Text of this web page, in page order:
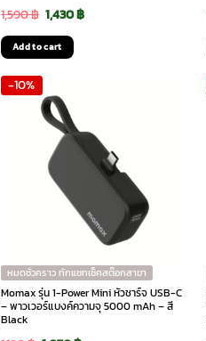
1,590฿ Original
price
was:
1,430฿Current
Add to cart
-10%
หมดชั่วคราว ทักแชทเช็คสต๊อกสาขา
Momax รุ่น 1-Power Mini หัวชาร์จ USB-C
– พาวเวอร์แบงค์ความจุ 5000 mAh – สี
Black